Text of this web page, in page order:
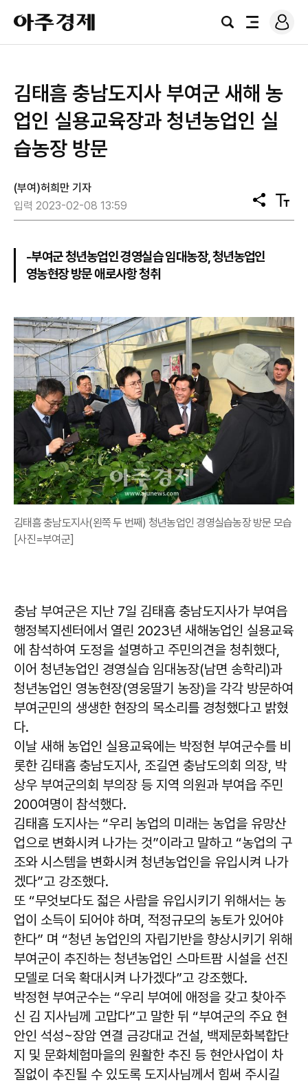
아
주
경
검
전
로
그
김태흠 충남도지사 부여군 새해 농
업인 실용교육장과 청년농업인 실
습농장 방문
(부여)허희만 기자
입력 2023-02-08 13:59
공
유
텍
스
-부여군 청년농업인 경영실습 임대농장, 청년농업인
영농현장 방문 애로사항 청취
김태흠 충남도지사(왼쪽 두 번째) 청년농업인 경영실습농장 방문 모습
[사진=부여군]
충남 부여군은 지난 7일 김태흠 충남도지사가 부여읍
행정복지센터에서 열린 2023년 새해농업인 실용교육
에 참석하여 도정을 설명하고 주민의견을 청취했다,
이어 청년농업인 경영실습 임대농장(남면 송학리)과
청년농업인 영농현장(영웅딸기 농장)을 각각 방문하여
부여군민의 생생한 현장의 목소리를 경청했다고 밝혔
다.
이날 새해 농업인 실용교육에는 박정현 부여군수를 비
롯한 김태흠 충남도지사, 조길연 충남도의회 의장, 박
상우 부여군의회 부의장 등 지역 의원과 부여읍 주민
200여명이 참석했다.
김태흠 도지사는 “우리 농업의 미래는 농업을 유망산
업으로 변화시켜 나가는 것”이라고 말하고 “농업의 구
조와 시스템을 변화시켜 청년농업인을 유입시켜 나가
겠다”고 강조했다.
또 “무엇보다도 젋은 사람을 유입시키기 위해서는 농
업이 소득이 되어야 하며, 적정규모의 농토가 있어야
한다” 며 “청년 농업인의 자립기반을 향상시키기 위해
부여군이 추진하는 청년농업인 스마트팜 시설을 선진
모델로 더욱 확대시켜 나가겠다”고 강조했다.
박정현 부여군수는 “우리 부여에 애정을 갖고 찾아주
신 김 지사님께 고맙다”고 말한 뒤 “부여군의 주요 현
안인 석성~장암 연결 금강대교 건설, 백제문화복합단
지 및 문화체험마을의 원활한 추진 등 현안사업이 차
질없이 추진될 수 있도록 도지사님께서 힘써 주시길